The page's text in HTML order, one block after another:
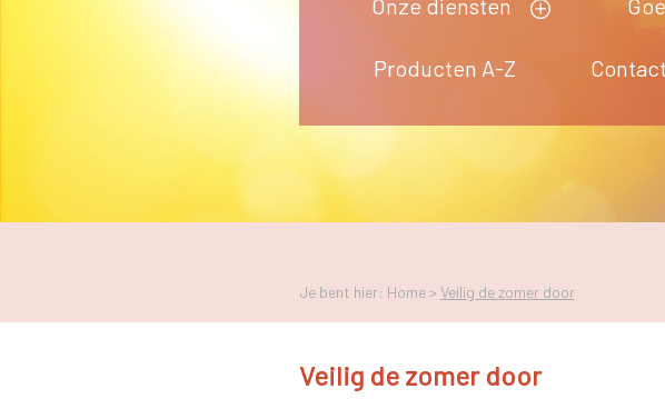
Onze diensten
Producten A-Z Contact
Je bent hier: Home >Veilig de zomer door
Veilig de zomer door